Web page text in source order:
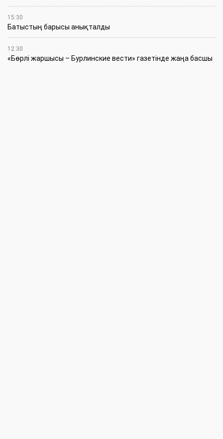
15:30
Батыстың барысы анықталды
12:30
«Бөрлі жаршысы – Бурлинские вести» газетінде жаңа басшы